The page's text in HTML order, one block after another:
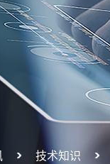
技术知识